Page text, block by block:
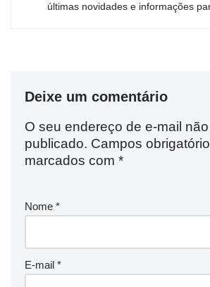
últimas novidades e informações
Deixe um comentário
O seu endereço de e-mail
publicado. Campos
marcados com *
Nome *
E-mail *